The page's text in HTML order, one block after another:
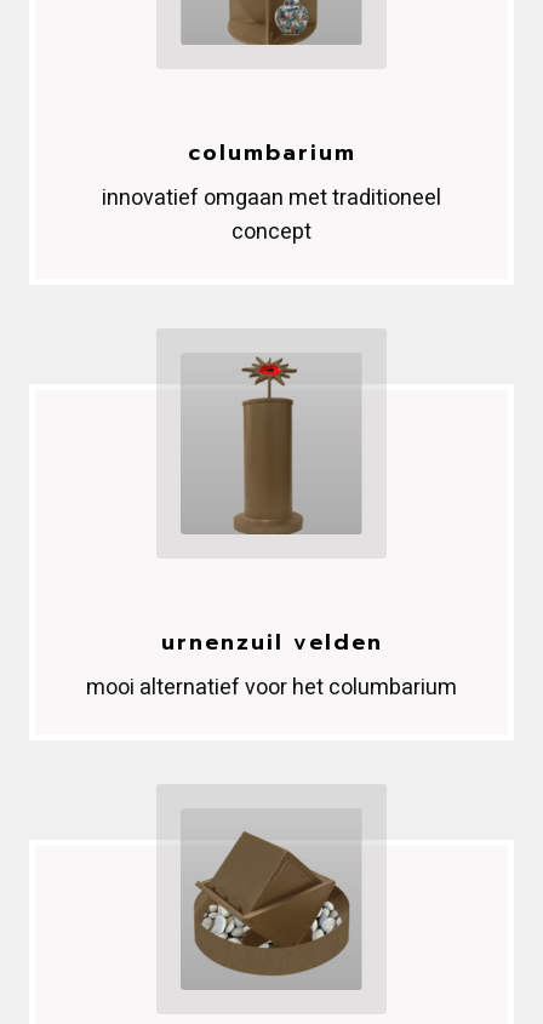
columbarium
innovatief omgaan met traditioneel
concept
urnenzuil velden
mooi alternatief voor het columbarium